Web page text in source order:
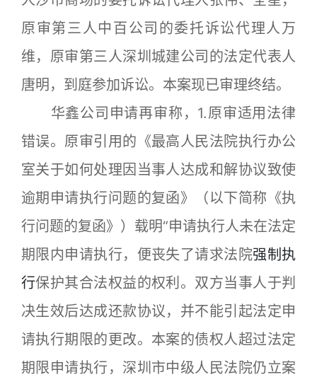
原审第三人中百公司的委托诉讼代理人万
维，原审第三人深圳城建公司的法定代表人
唐明，到庭参加诉讼。本案现已审理终结。
华鑫公司申请再审称，1.原审适用法律
错误。原审引用的《最高人民法院执行办公
室关于如何处理因当事人达成和解协议致使
逾期申请执行问题的复函》（以下简称《执
行问题的复函》）载明“申请执行人未在法定
期限内申请执行，便丧失了请求法院强制执
行保护其合法权益的权利。双方当事人于判
决生效后达成还款协议，并不能引起法定申
请执行期限的更改。本案的债权人超过法定
期限申请执行，深圳市中级人民法院仍立案